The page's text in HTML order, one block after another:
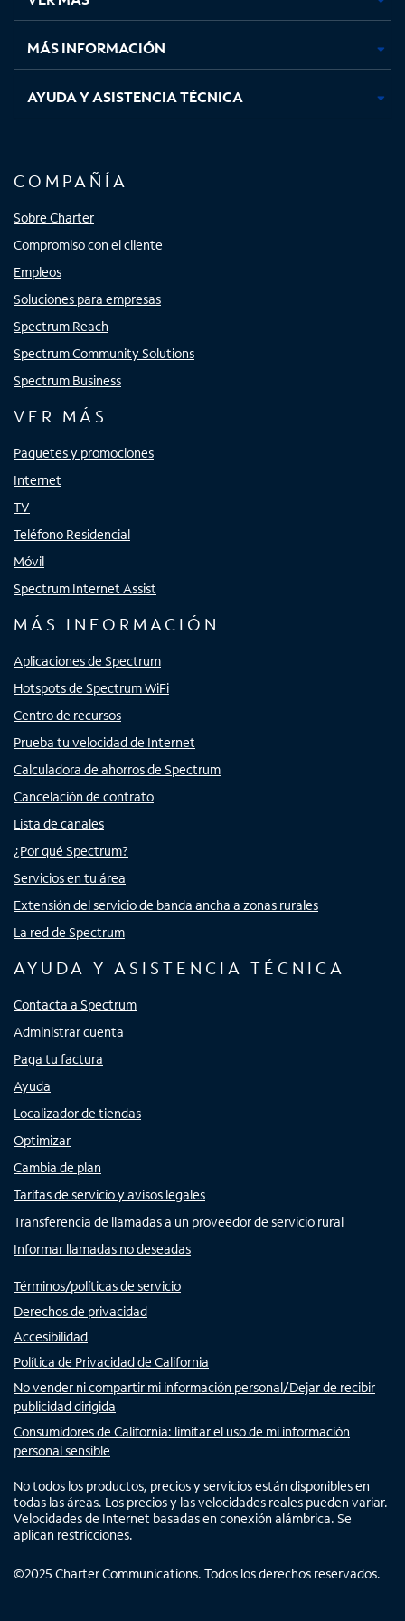
nuevanuevanuevanueva
MÁS INFORMACIÓN
AYUDA Y ASISTENCIA TÉCNICA
COMPAÑÍA
Sobre Charter
Compromiso con el cliente
Empleos
Soluciones para empresas
Spectrum Reach
Spectrum Community Solutions
Spectrum Business
VER MÁS
Paquetes y promociones
Internet
TV
Teléfono Residencial
Móvil
Spectrum Internet Assist
MÁS INFORMACIÓN
Aplicaciones de Spectrum
Hotspots de Spectrum WiFi
Centro de recursos
Prueba tu velocidad de Internet
Calculadora de ahorros de Spectrum
Cancelación de contrato
Lista de canales
¿Por qué Spectrum?
Servicios en tu área
Extensión del servicio de banda ancha a zonas rurales
La red de Spectrum
AYUDA Y ASISTENCIA TÉCNICA
Contacta a Spectrum
Administrar cuenta
Paga tu factura
Ayuda
Localizador de tiendas
Optimizar
Cambia de plan
Tarifas de servicio y avisos legales
Transferencia de llamadas a un proveedor de servicio rural
Informar llamadas no deseadas
Términos/políticas de servicio
Derechos de privacidad
Accesibilidad
Política de Privacidad de California
No vender ni compartir mi información personal/Dejar de recibir
publicidad dirigida
Consumidores de California: limitar el uso de mi información
personal sensible
No todos los productos, precios y servicios están disponibles en
todas las áreas. Los precios y las velocidades reales pueden variar.
Velocidades de Internet basadas en conexión alámbrica. Se
aplican restricciones.
©2025 Charter Communications. Todos los derechos reservados.